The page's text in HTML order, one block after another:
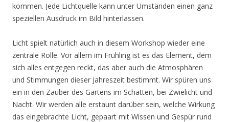
kommen. Jede Lichtquelle kann unter Umständen einen ganz
speziellen Ausdruck im Bild hinterlassen.
Licht spielt natürlich auch in diesem Workshop wieder eine
zentrale Rolle. Vor allem im Frühling ist es das Element, dem
sich alles entgegen reckt, das aber auch die Atmosphären
und Stimmungen dieser Jahreszeit bestimmt. Wir spüren uns
ein in den Zauber des Gartens im Schatten, bei Zwielicht und
Nacht. Wir werden alle erstaunt darüber sein, welche Wirkung
das eingebrachte Licht, gepaart mit Wissen und Gespür rund